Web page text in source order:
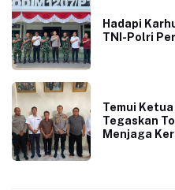
Hadapi
TNI-Polri
Temui Ketua
Tegaskan
Menjaga